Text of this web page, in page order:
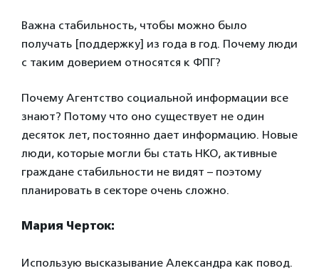
Важна стабильность, чтобы можно было
получать [поддержку] из года в год. Почему люди
с таким доверием относятся к ФПГ?
Почему Агентство социальной информации все
знают? Потому что оно существует не один
десяток лет, постоянно дает информацию. Новые
люди, которые могли бы стать НКО, активные
граждане стабильности не видят – поэтому
планировать в секторе очень сложно.
Мария Черток:
Использую высказывание Александра как повод.